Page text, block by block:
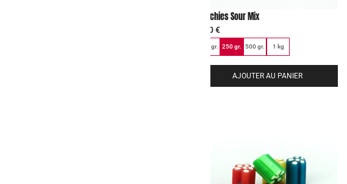
Hitschies Sour Mix
6,00€
100 gr. 250 gr. 500 gr. 1 kg
AJOUTER AU PANIER